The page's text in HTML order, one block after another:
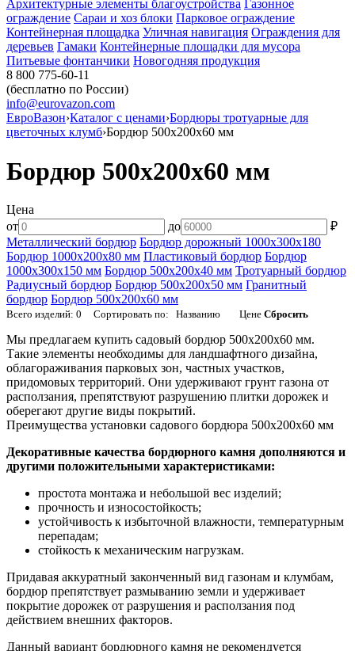
Архитектурные элементы благоустройства Газонное
ограждение Сараи и хоз блоки Парковое ограждение
Контейнерная площадка Уличная навигация Ограждения для
деревьев Гамаки Контейнерные площадки для мусора
Питьевые фонтанчики Новогодняя продукция
8 800 775-60-11
(бесплатно по России)
info@eurovazon.com
ЕвроВазон›Каталог с ценами›Бордюры тротуарные для
цветочных клумб›Бордюр 500х200х60 мм
Бордюр 500х200х60 мм
Цена
от
до
₽
Металлический бордюр Бордюр дорожный 1000х300х180
Бордюр 1000х200х80 мм Пластиковый бордюр Бордюр
1000х300х150 мм Бордюр 500х200х40 мм Тротуарный бордюр
Радиусный бордюр Бордюр 500х200х50 мм Гранитный
бордюр Бордюр 500х200х60 мм
Всего изделий: 0 Сортировать по: Названию Цене Сбросить
Мы предлагаем купить садовый бордюр 500х200х60 мм.
Такие элементы необходимы для ландшафтного дизайна,
облагораживания парковых зон, частных участков,
придомовых территорий. Они удерживают грунт газона от
расползания, препятствуют разрушению плитки дорожек и
оберегают другие виды покрытий.
Преимущества установки садового бордюра 500х200х60 мм
Декоративные качества бордюрного камня дополняются и
другими положительными характеристиками:
простота монтажа и небольшой вес изделий;
прочность и износостойкость;
устойчивость к избыточной влажности, температурным
перепадам;
стойкость к механическим нагрузкам.
Придавая аккуратный законченный вид газонам и клумбам,
бордюр препятствует размыванию земли и удерживает
покрытие дорожек от разрушения и расползания под
действием внешних факторов.
Данный вариант бордюрного камня не рекомендуется